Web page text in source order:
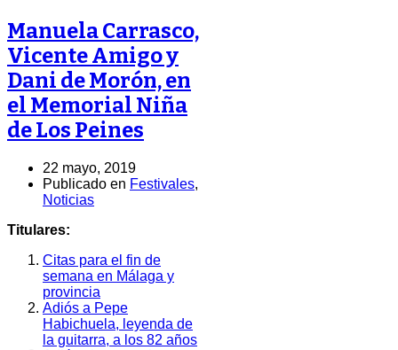
Manuela Carrasco,
Vicente Amigo y
Dani de Morón, en
el Memorial Niña
de Los Peines
22 mayo, 2019
Publicado en Festivales,
Noticias
Titulares:
Citas para el fin de
semana en Málaga y
provincia
Adiós a Pepe
Habichuela, leyenda de
la guitarra, a los 82 años